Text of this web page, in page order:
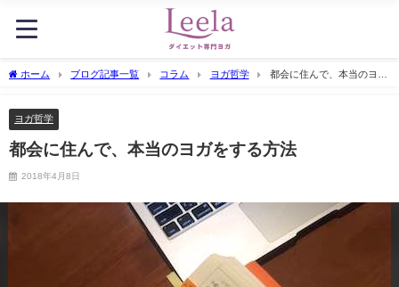
ホーム ブログ記事一覧 コラム ヨガ哲学
都会に住んで、本当のヨガ
ヨガ哲学
都会に住んで、本当のヨガをする方法
2018年4月8日